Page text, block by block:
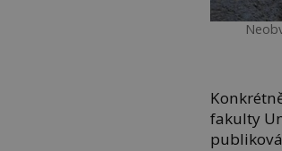
fakulty